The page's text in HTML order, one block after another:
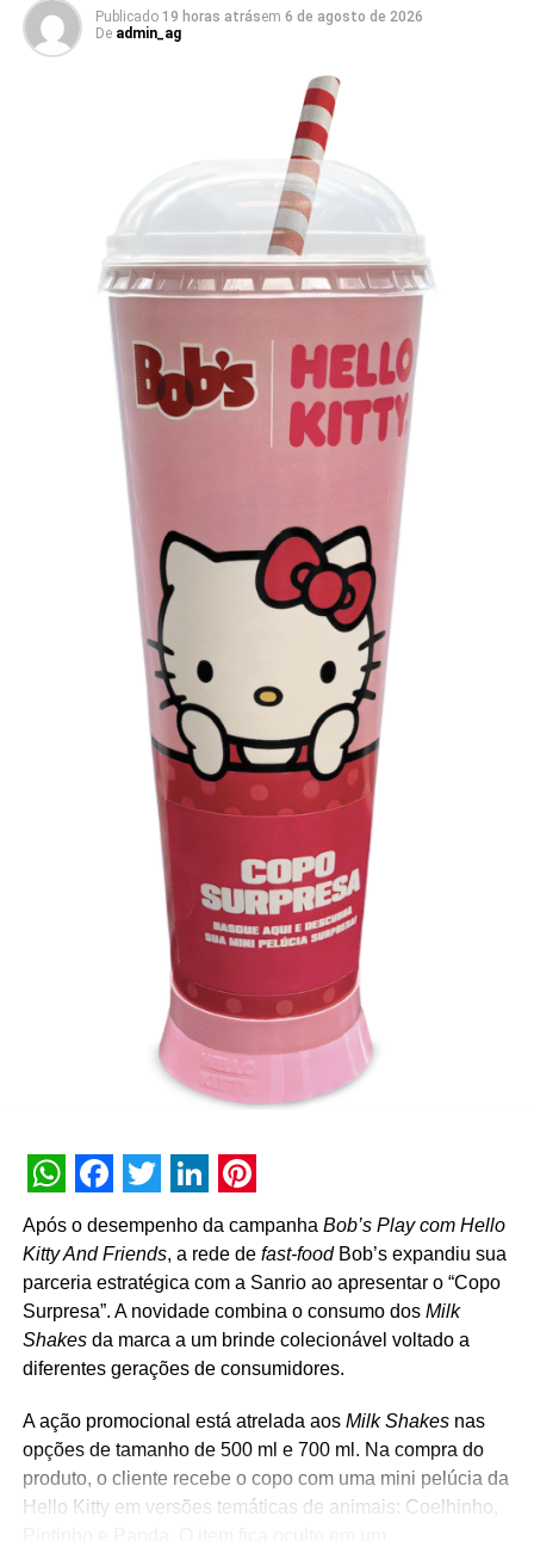
Clube. O projeto criativo mantém a assinatura “Brasil na
Veia”, conceito focado na valorização da cultura nacional,
da música e da hospitalidade carioca.
Os convites individuais já estão disponíveis para compra
no canal oficial da Ticketmaster, com lote inicial a partir
de R$ 3.950,00. As demais atualizações e atrações do
evento serão divulgadas nos canais oficiais do camarote
nos próximos meses.
Publicado 19 horas atrásem 6 de agosto de 2026
De admin_ag
WhatsApp
Facebook
Twitter
LinkedIn
Pinterest
Após o desempenho da campanha Bob’s Play com Hello
Kitty And Friends, a rede de fast-foodBob’s expandiu sua
parceria estratégica com a Sanrio ao apresentar o “Copo
Surpresa”. A novidade combina o consumo dos Milk
Shakesda marca a um brinde colecionável voltado a
diferentes gerações de consumidores.
A ação promocional está atrelada aos Milk Shakesnas
opções de tamanho de 500 ml e 700 ml. Na compra do
produto, o cliente recebe o copo com uma mini pelúcia da
Hello Kitty em versões temáticas de animais: Coelhinho,